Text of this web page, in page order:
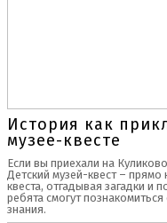
История как
музее-квесте
Если вы приехали на
Детский музей-квест –
квеста, отгадывая загадки и
ребята смогут
знания.